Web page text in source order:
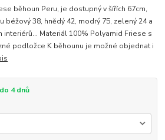
běhoun Peru, je dostupný v šířích 67cm,
béžový 38, hnědý 42, modrý 75, zelený 24 a
interiérů... Materiál 100% Polyamid Friese s
podložce K běhounu je možné objednat i
4 dnů